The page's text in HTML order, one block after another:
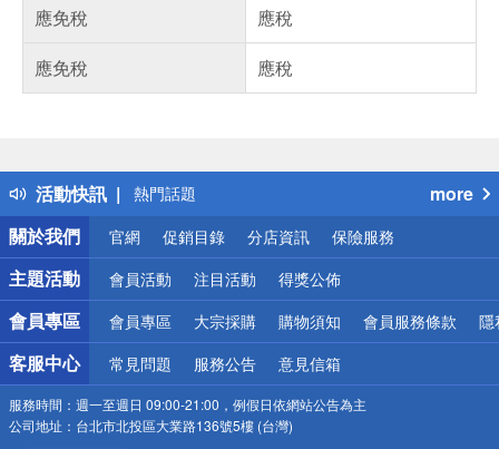
應免稅
應稅
應免稅
應稅
活動快訊
得獎公告
熱門話題
銀行優惠
偏遠地區配送
詐騙網頁！請小心！
more
關於我們
官網 促銷目錄 分店資訊 保險服務
主題活動 會員活動 注目活動 得獎公佈
會員專區 會員專區 大宗採購 購物須知 會員服務條款 隱
客服中心 常見問題 服務公告 意見信箱
服務時間： 週一至週日 09:00-21:00，例假日依網站公告為主
公司地址： 台北市北投區大業路136號5樓 (台灣)